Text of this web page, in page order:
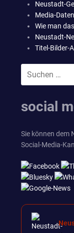
Neustadt-
Media-
Wie man
Neustadt-
Titel-Bilder-
social
Sie können dem
Social-Media-